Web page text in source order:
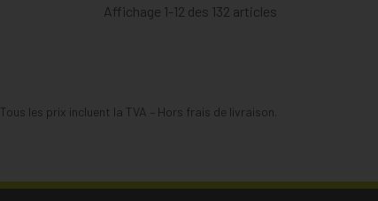
Affichage 1-12 des 132 articles
Tous les prix incluent la TVA – Hors frais de livraison.